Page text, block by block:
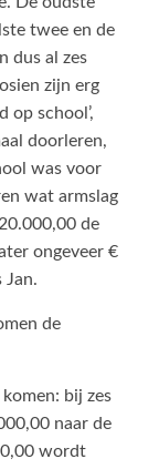
twee en de
dus al zes
zijn erg
op school’,
doorleren,
was voor
wat armslag
de
ongeveer €
Jan.
de
bij zes
naar de
wordt